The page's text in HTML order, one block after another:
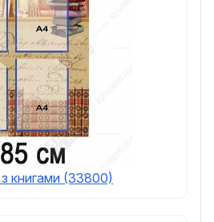
книгами (33800)